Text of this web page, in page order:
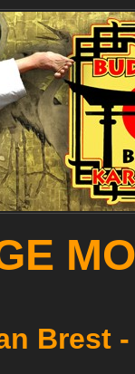
Brest